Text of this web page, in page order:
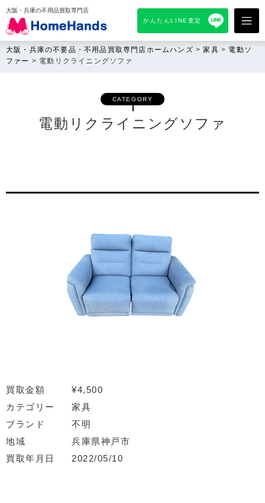
大阪・兵庫の不用品買取専門店
かんたんLINE査定
大阪・兵庫の不要品・不用品買取専門店ホームハンズ >家具 > 電動ソ
ファー > 電動リクライニングソファ
CATEGORY
電動リクライニングソファ
買取金額
¥4,500
カテゴリー
家具
ブランド
不明
地域
兵庫県神戸市
買取年月日
2022/05/10